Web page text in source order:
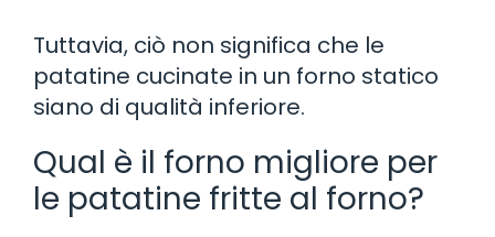
Tuttavia, ciò non significa che le
patatine cucinate in un forno statico
siano di qualità inferiore.
Qual è il forno migliore per
le patatine fritte al forno?